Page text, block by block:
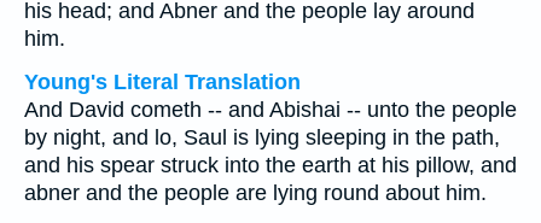
his head; and Abner and the people lay around
him.
Young's Literal Translation
And David cometh -- and Abishai -- unto the people
by night, and lo, Saul is lying sleeping in the path,
and his spear struck into the earth at his pillow, and
abner and the people are lying round about him.